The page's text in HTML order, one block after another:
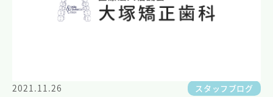
スタッフブログ
2021.11.26